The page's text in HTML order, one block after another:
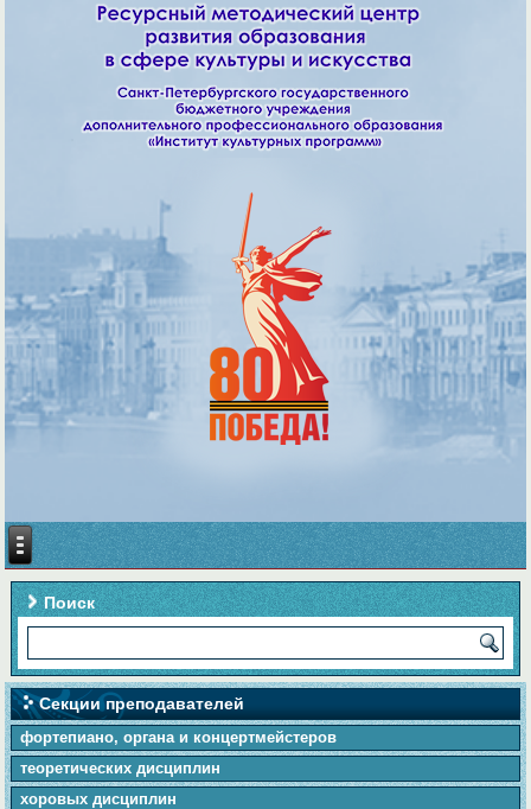
Поиск
Секции преподавателей
фортепиано, органа и концертмейстеров
теоретических дисциплин
хоровых дисциплин